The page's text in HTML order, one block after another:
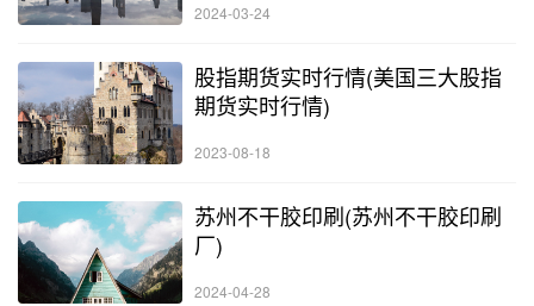
2024-03-24
股指期货实时行情(美国三大股指
期货实时行情)
2023-08-18
苏州不干胶印刷(苏州不干胶印刷
厂)
2024-04-28